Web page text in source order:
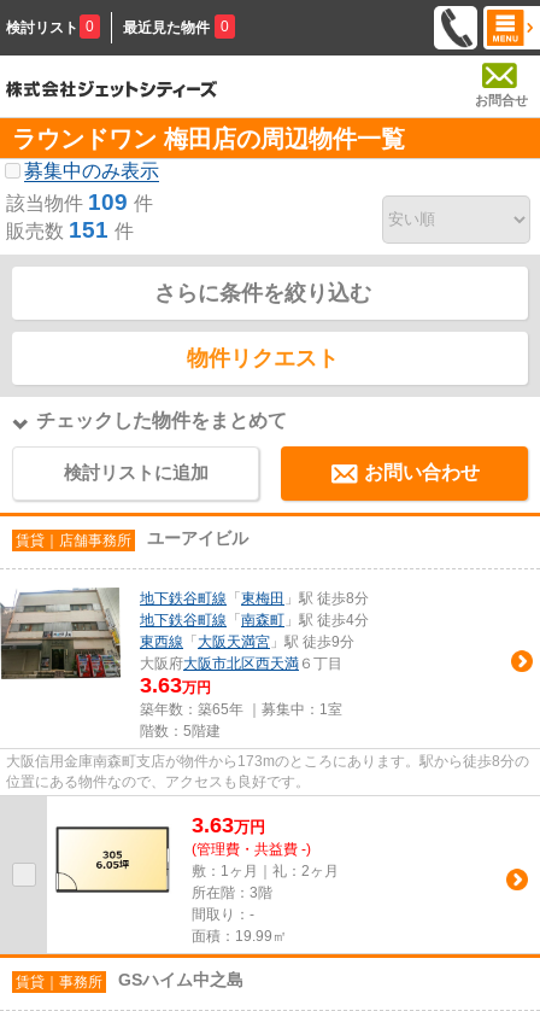
検討リスト 0 最近見た物件 0
お問合せ
ラウンドワン 梅田店の周辺物件一覧
募集中のみ表示
該当物件 109 件
販売数 151 件
さらに条件を絞り込む
物件リクエスト
チェックした物件をまとめて
検討リストに追加 お問い合わせ
賃貸｜店舗事務所 ユーアイビル
地下鉄谷町線 「 東梅田 」駅 徒歩8分
地下鉄谷町線 「 南森町 」駅 徒歩4分
東西線 「 大阪天満宮 」駅 徒歩9分
大阪府大阪市北区西天満 ６丁目
3.63万円
築年数：築65年 ｜募集中： 1室
階数：5階建
大阪信用金庫南森町支店が物件から173mのところにあります。駅から徒歩8分の
位置にある物件なので、アクセスも良好です。
3.63万円
(管理費・共益費 -)
敷：1ヶ月｜礼：2ヶ月
所在階：3階
間取り：-
面積：19.99㎡
賃貸｜事務所 GSハイム中之島